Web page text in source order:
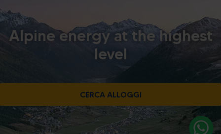
Alpine energy at the highest
level
CERCA ALLOGGI